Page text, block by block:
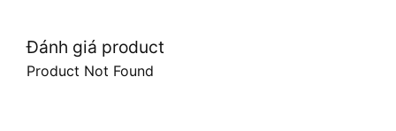
Đánh giá product
Product Not Found